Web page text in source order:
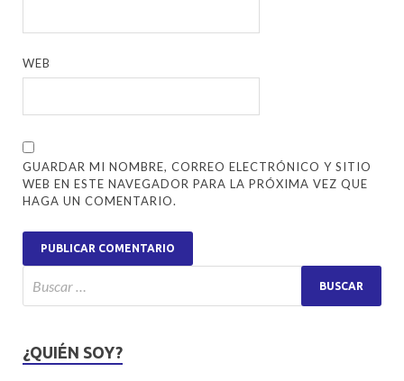
WEB
GUARDAR MI NOMBRE, CORREO ELECTRÓNICO Y SITIO
WEB EN ESTE NAVEGADOR PARA LA PRÓXIMA VEZ QUE
HAGA UN COMENTARIO.
¿QUIÉN SOY?